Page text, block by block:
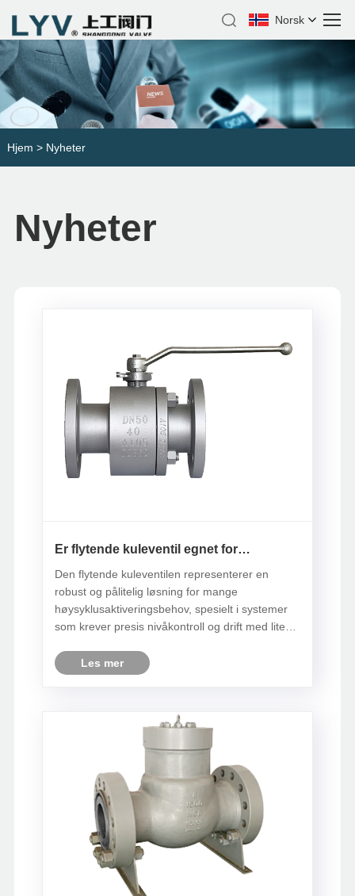
Norsk‎
Hjem > Nyheter
Nyheter
Er flytende kuleventil egnet for
Den flytende kuleventilen representerer en
robust og pålitelig løsning for mange
høysyklusaktiveringsbehov, spesielt i systemer
som krever presis nivåkontroll og drift med lite
riktig installasjon og hensyn til driftsforhold, kan
kuleventiler tilby utme......
Les mer